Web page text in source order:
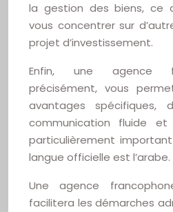
la gestion des biens, ce
vous concentrer sur
projet d’investissement.
Enfin, une agence
précisément, vous
avantages spécifiques,
communication fluide
particulièrement
langue officielle est l’arabe.
Une agence
facilitera les démarches